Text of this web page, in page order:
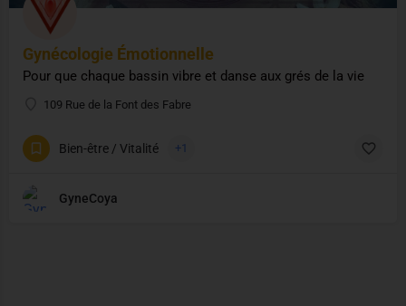
Gynécologie Émotionnelle
Pour que chaque bassin vibre et danse aux grés de la vie
109 Rue de la Font des Fabre
Bien-être / Vitalité +1
GyneCoya